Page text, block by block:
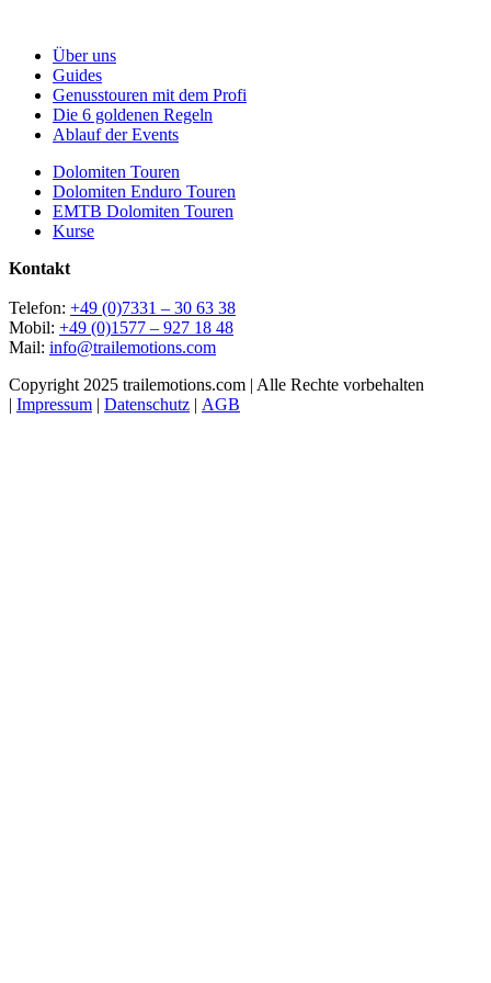
Über uns
Guides
Genusstouren mit dem Profi
Die 6 goldenen Regeln
Ablauf der Events
Dolomiten Touren
Dolomiten Enduro Touren
EMTB Dolomiten Touren
Kurse
Kontakt
Telefon: +49 (0)7331 – 30 63 38
Mobil: +49 (0)1577 – 927 18 48
Mail: info@trailemotions.com
Copyright 2025 trailemotions.com | Alle Rechte vorbehalten
| Impressum | Datenschutz | AGB